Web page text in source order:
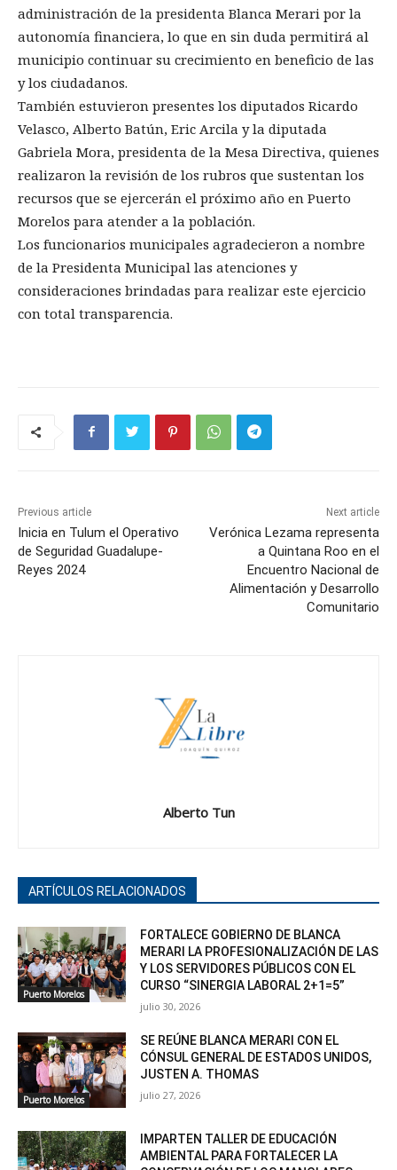
administración de la presidenta Blanca Merari por la
autonomía financiera, lo que en sin duda permitirá al
municipio continuar su crecimiento en beneficio de las
y los ciudadanos.
También estuvieron presentes los diputados Ricardo
Velasco, Alberto Batún, Eric Arcila y la diputada
Gabriela Mora, presidenta de la Mesa Directiva, quienes
realizaron la revisión de los rubros que sustentan los
recursos que se ejercerán el próximo año en Puerto
Morelos para atender a la población.
Los funcionarios municipales agradecieron a nombre
de la Presidenta Municipal las atenciones y
consideraciones brindadas para realizar este ejercicio
con total transparencia.
Previous article
Inicia en Tulum el Operativo
de Seguridad Guadalupe-
Reyes 2024
Next article
Verónica Lezama representa
a Quintana Roo en el
Encuentro Nacional de
Alimentación y Desarrollo
Comunitario
Alberto Tun
ARTÍCULOS RELACIONADOS
Puerto Morelos
FORTALECE GOBIERNO DE BLANCA
MERARI LA PROFESIONALIZACIÓN DE LAS
Y LOS SERVIDORES PÚBLICOS CON EL
CURSO “SINERGIA LABORAL 2+1=5”
julio 30, 2026
Puerto Morelos
SE REÚNE BLANCA MERARI CON EL
CÓNSUL GENERAL DE ESTADOS UNIDOS,
JUSTEN A. THOMAS
julio 27, 2026
IMPARTEN TALLER DE EDUCACIÓN
AMBIENTAL PARA FORTALECER LA